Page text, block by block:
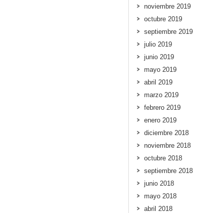
noviembre 2019
octubre 2019
septiembre 2019
julio 2019
junio 2019
mayo 2019
abril 2019
marzo 2019
febrero 2019
enero 2019
diciembre 2018
noviembre 2018
octubre 2018
septiembre 2018
junio 2018
mayo 2018
abril 2018